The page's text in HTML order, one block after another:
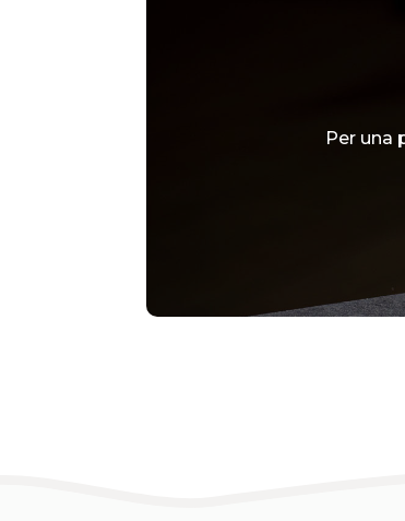
Per una